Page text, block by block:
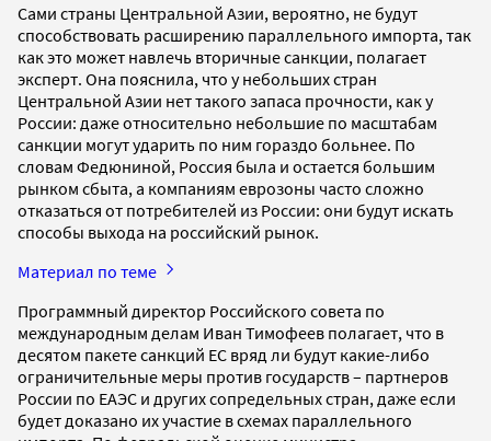
Сами страны Центральной Азии, вероятно, не будут
способствовать расширению параллельного импорта, так
как это может навлечь вторичные санкции, полагает
эксперт. Она пояснила, что у небольших стран
Центральной Азии нет такого запаса прочности, как у
России: даже относительно небольшие по масштабам
санкции могут ударить по ним гораздо больнее. По
словам Федюниной, Россия была и остается большим
рынком сбыта, а компаниям еврозоны часто сложно
отказаться от потребителей из России: они будут искать
способы выхода на российский рынок.
Материал по теме
Программный директор Российского совета по
международным делам Иван Тимофеев полагает, что в
десятом пакете санкций ЕС вряд ли будут какие-либо
ограничительные меры против государств – партнеров
России по ЕАЭС и других сопредельных стран, даже если
будет доказано их участие в схемах параллельного